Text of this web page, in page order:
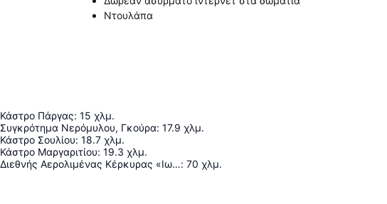
Ντουλάπα
Κάστρο Πάργας: 15 χλμ.
Συγκρότημα Νερόμυλου, Γκούρα: 17.9 χλμ.
Κάστρο Σουλίου: 18.7 χλμ.
Κάστρο Μαργαριτίου: 19.3 χλμ.
Διεθνής Αερολιμένας Κέρκυρας «Ιωάννης Καποδίστριας»: 70 χλμ.